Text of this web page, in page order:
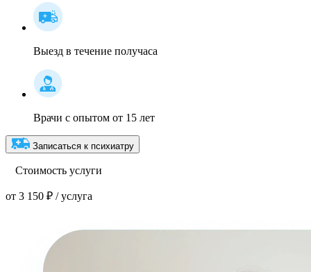
Выезд в течение получаса
Врачи с опытом от 15 лет
Записаться к психиатру
Стоимость услуги
от 3 150 ₽ / услуга